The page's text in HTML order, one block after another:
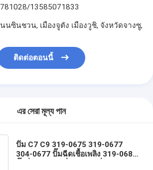
13585071833
นซินชวน, เมืองจูตัง เมืองวูชิ, จังหวัดจางซู,
ติดต่อตอนนี้
এর সেরা মূল্য পান
ปั๊ม C7 C9 319-0675 319-0677
304-0677 ปั๊มฉีดเชื้อเพลิง 319-0680